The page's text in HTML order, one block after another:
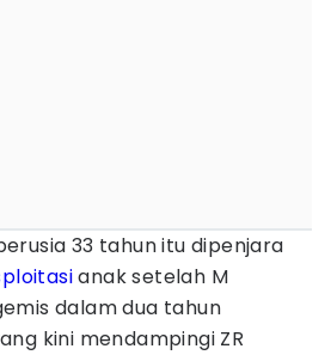
33 tahun itu dipenjara
anak setelah M
dalam dua tahun
kini mendampingi ZR